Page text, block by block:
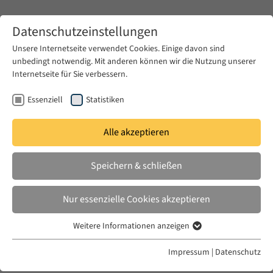
Zum Hauptinhalt springen
MO. 04 SEPT. 2023
EUME Berliner Seminar Winter
Term 2023/2024
Datenschutzeinstellungen
Unsere Internetseite verwendet Cookies. Einige davon sind
unbedingt notwendig. Mit anderen können wir die Nutzung unserer
Internetseite für Sie verbessern.
Essenziell Statistiken
Alle akzeptieren
Speichern & schließen
Nur essenzielle Cookies akzeptieren
Essenzielle Cookies werden für grundlegende Funktionen der
Weitere Informationen anzeigen
Impressum | Datenschutz